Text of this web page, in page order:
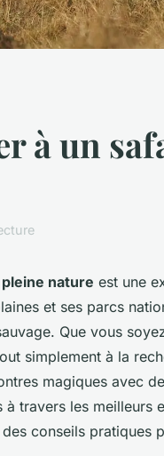
à un
nature est une
et ses parcs
Que vous
simplement à la
magiques avec
travers les meilleurs
conseils pratiques